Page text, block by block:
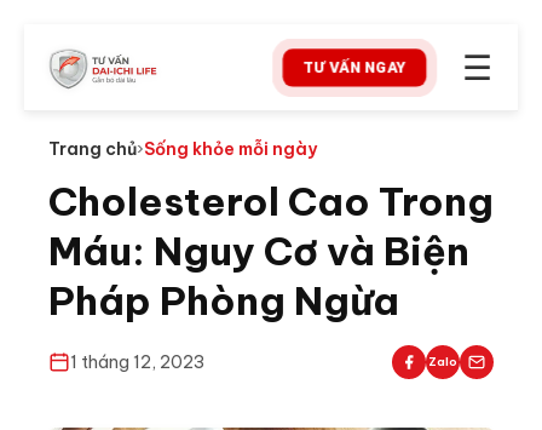
TƯ VẤN NGAY ☰
Trang chủ›Sống khỏe mỗi ngày
Cholesterol Cao Trong
Máu: Nguy Cơ và Biện
Pháp Phòng Ngừa
1 tháng 12, 2023 Zalo